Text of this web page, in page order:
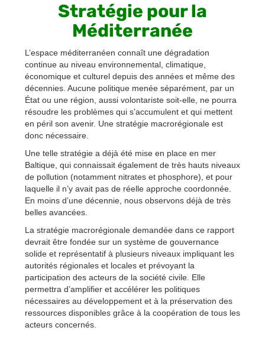
Stratégie pour la
Méditerranée
L’espace méditerranéen connaît une dégradation
continue au niveau environnemental, climatique,
économique et culturel depuis des années et même des
décennies. Aucune politique menée séparément, par un
État ou une région, aussi volontariste soit-elle, ne pourra
résoudre les problèmes qui s’accumulent et qui mettent
en péril son avenir. Une stratégie macrorégionale est
donc nécessaire.
Une telle stratégie a déjà été mise en place en mer
Baltique, qui connaissait également de très hauts niveaux
de pollution (notamment nitrates et phosphore), et pour
laquelle il n’y avait pas de réelle approche coordonnée.
En moins d’une décennie, nous observons déjà de très
belles avancées.
La stratégie macrorégionale demandée dans ce rapport
devrait être fondée sur un système de gouvernance
solide et représentatif à plusieurs niveaux impliquant les
autorités régionales et locales et prévoyant la
participation des acteurs de la société civile. Elle
permettra d’amplifier et accélérer les politiques
nécessaires au développement et à la préservation des
ressources disponibles grâce à la coopération de tous les
acteurs concernés.